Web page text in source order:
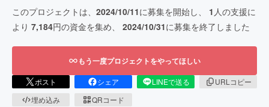
このプロジェクトは、 2024/10/11に募集を開始し、 1 人の支援に
より 7,184円の資金を集め、 2024/10/31に募集を終了しました
もう一度プロジェクトをやってほしい
ポスト シェア LINEで送る
URLコピー
埋め込み
QRコード